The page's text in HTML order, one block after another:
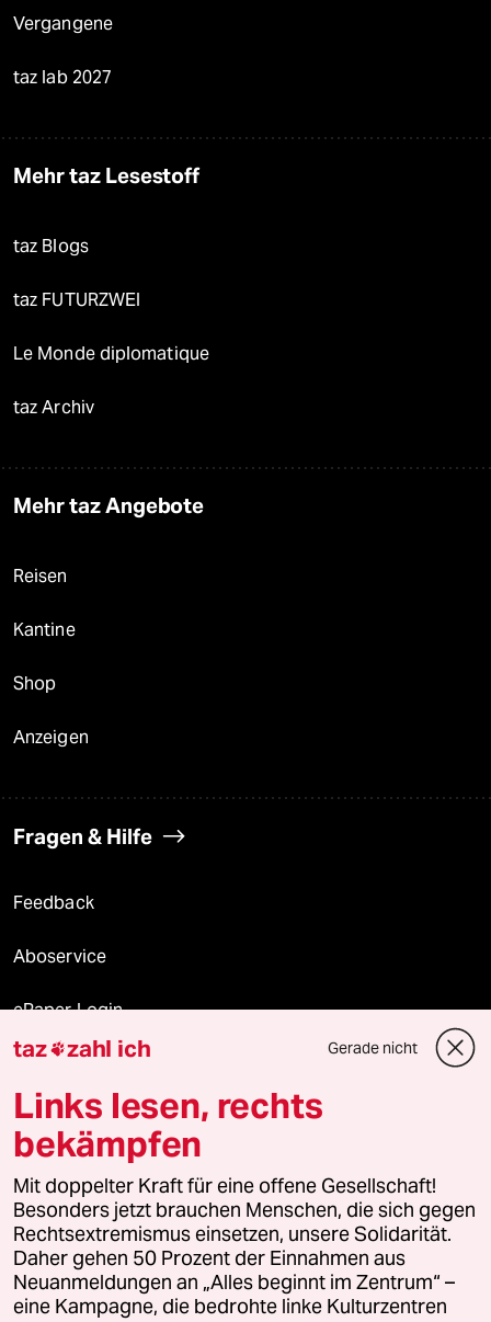
Vergangene
taz lab 2027
Mehr taz Lesestoff
taz Blogs
taz FUTURZWEI
Le Monde diplomatique
taz Archiv
Mehr taz Angebote
Reisen
Kantine
Shop
Anzeigen
Fragen & Hilfe
Feedback
Aboservice
ePaper Login
Downloads für Abonnierende
© 2026 taz Verlags und Vertriebs GmbH
Alle Rechte vorbehalten. Bei rechtlichen Fragen oder für Genehmigungen
wenden Sie sich bitte an lizenzen@taz.de
Feedback Redaktionsstatut Kommune-Richtlinien
taz zahl ich Gerade nicht
Links lesen, rechts
bekämpfen
Mit doppelter Kraft für eine offene Gesellschaft!
Besonders jetzt brauchen Menschen, die sich gegen
Rechtsextremismus einsetzen, unsere Solidarität.
Daher gehen 50 Prozent der Einnahmen aus
Neuanmeldungen an „Alles beginnt im Zentrum“ –
eine Kampagne, die bedrohte linke Kulturzentren